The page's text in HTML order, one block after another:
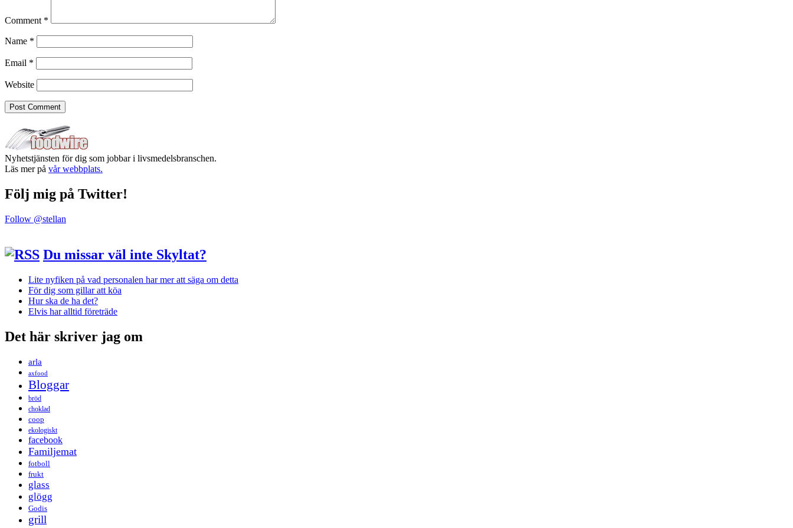
Comment *
Name *
Email *
Website
Nyhetstjänsten för dig som jobbar i livsmedelsbranschen.
Läs mer på vår webbplats.
Följ mig på Twitter!
Follow @stellan
Du missar väl inte Skyltat?
Lite nyfiken på vad personalen har mer att säga om detta
För dig som gillar att köa
Hur ska de ha det?
Elvis har alltid företräde
Det här skriver jag om
arla
axfood
Bloggar
bröd
choklad
coop
ekologiskt
facebook
Familjemat
fotboll
frukt
glass
glögg
Godis
grill